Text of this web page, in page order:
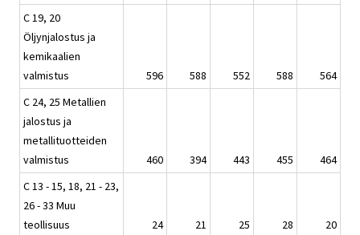
C 19, 20
Öljynjalostus ja
kemikaalien
valmistus
596 588 552 588
564
C 24, 25 Metallien
jalostus ja
metallituotteiden
valmistus
460 394 443 455
464
C 13 - 15, 18, 21 - 23,
26 - 33 Muu
teollisuus
24 21 25 28
20